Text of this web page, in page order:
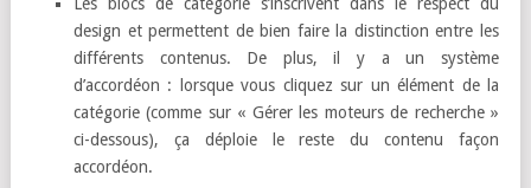
Les blocs de catégorie s’inscrivent dans le respect du
design et permettent de bien faire la distinction entre les
différents contenus. De plus, il y a un système
d’accordéon : lorsque vous cliquez sur un élément de la
catégorie (comme sur « Gérer les moteurs de recherche »
ci-dessous), ça déploie le reste du contenu façon
accordéon.